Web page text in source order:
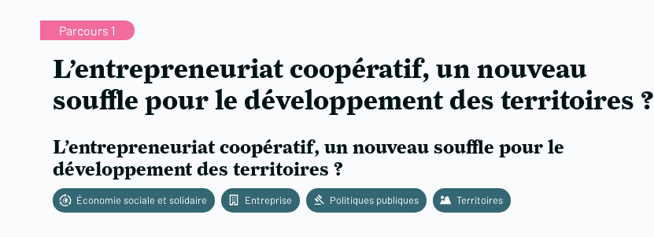
Parcours 1
L’entrepreneuriat coopératif, un nouveau
souffle pour le développement des territoires ?
L’entrepreneuriat coopératif, un nouveau souffle pour le
développement des territoires ?
Économie sociale et solidaire Entreprise Politiques publiques Territoires